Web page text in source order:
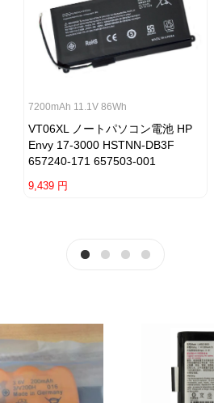
7200mAh 11.1V 86Wh
VT06XL ノートパソコン電池 HP
Envy 17-3000 HSTNN-DB3F
657240-171 657503-001
9,439 円